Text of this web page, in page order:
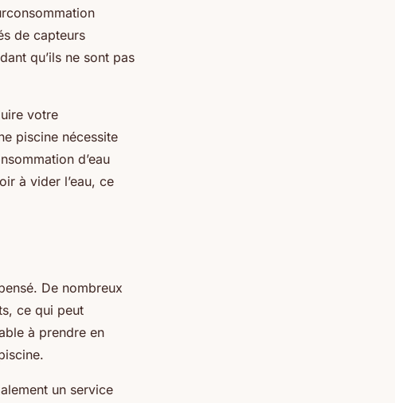
de capteurs
qu’ils ne sont pas
votre
piscine nécessite
d’eau
à vider l’eau, ce
De nombreux
ce qui peut
à prendre en
un service